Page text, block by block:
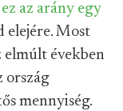
az arány egy
elejére. Most
elmúlt években
ország
mennyiség.